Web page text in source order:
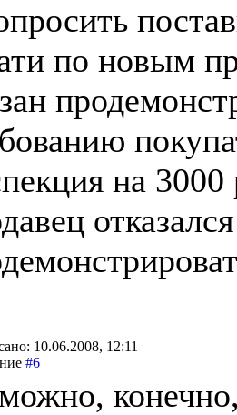
по новым
на
10.06.2008, 12:11
#6